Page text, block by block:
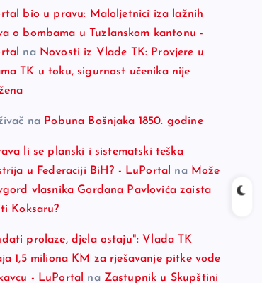
bio u pravu: Maloljetnici iza lažnih
o bombama u Tuzlanskom kantonu -
na Novosti iz Vlade TK: Provjere u
TK u toku, sigurnost učenika nije
na Pobuna Bošnjaka 1850. godine
li se planski i sistematski teška
u Federaciji BiH? - LuPortal
na Može
vlasnika Gordana Pavlovića zaista
Koksaru?
prolaze, djela ostaju": Vlada TK
1,5 miliona KM za rješavanje pitke vode
- LuPortal
na Zastupnik u Skupštini